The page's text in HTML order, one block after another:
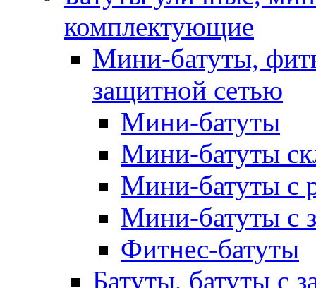
комплектующие
Мини-батуты,
защитной сетью
Мини-батуты
Мини-батуты
Мини-батуты с
Мини-батуты с
Фитнес-батуты
Батуты, батуты с